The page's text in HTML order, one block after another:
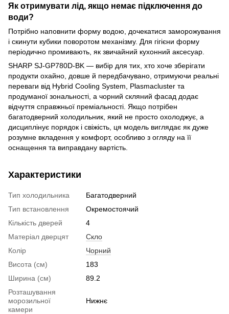
Як отримувати лід, якщо немає підключення до
води?
Потрібно наповнити форму водою, дочекатися заморожування
і скинути кубики поворотом механізму. Для гігієни форму
періодично промивають, як звичайний кухонний аксесуар.
SHARP SJ-GP780D-BK — вибір для тих, хто хоче зберігати
продукти охайно, довше й передбачувано, отримуючи реальні
переваги від Hybrid Cooling System, Plasmacluster та
продуманої зональності, а чорний скляний фасад додає
відчуття справжньої преміальності. Якщо потрібен
багатодверний холодильник, який не просто охолоджує, а
дисциплінує порядок і свіжість, ця модель виглядає як дуже
розумне вкладення у комфорт, особливо з огляду на її
оснащення та виправдану вартість.
Характеристики
Тип холодильника
Багатодверний
Тип встановлення
Окремостоячий
Кількість дверей
4
Матеріал дверцят
Скло
Колір
Чорний
Висота (см)
183
Ширина (см)
89.2
Розташування
морозильної
камери
Нижнє